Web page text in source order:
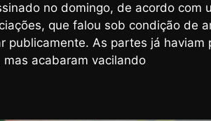
no domingo, de acordo com
que falou sob condição de
publicamente. As partes já
acabaram vacilando